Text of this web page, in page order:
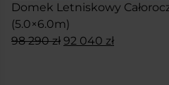
Domek Letniskowy
(5.0×6.0m)
98 290zł Pierwotna
92 040 złAktualna